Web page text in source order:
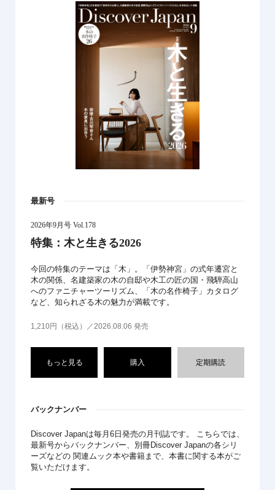
最新号
2026年9月号 Vol.178
特集：木と生きる2026
今回の特集のテーマは「木」。「伊勢神宮」の式年遷宮と
木の関係、名建築家の木の自邸や木工の匠の国・飛騨高山
へのファニチャーツーリズム、「木の名作椅子」カタログ
など、知られざる木の魅力が満載です。
1,210円（税込）／2026.08.06 発売
もっと見る 購入 定期購読
バックナンバー
Discover Japanは毎月6日発売の月刊誌です。 こちらでは、
最新号からバックナンバー、別冊Discover Japanの各シリ
ーズなどの 関連ムック本や書籍まで、本書に関する本がご
覧いただけます。